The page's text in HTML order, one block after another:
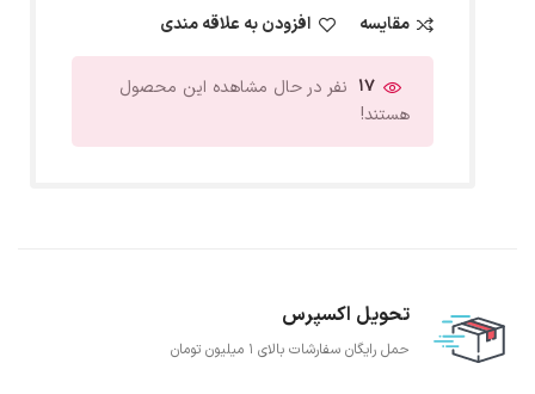
مقایسه افزودن به علاقه مندی
17 نفر در حال مشاهده این محصول
هستند!
تحویل اکسپرس
حمل رایگان سفارشات بالای 1 میلیون تومان